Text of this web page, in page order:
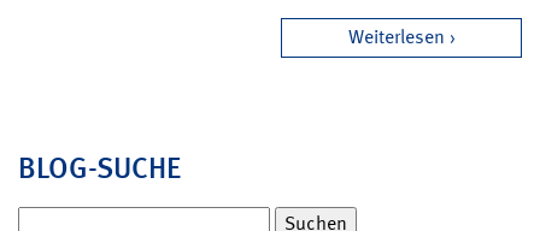
Weiterlesen
BLOG-SUCHE